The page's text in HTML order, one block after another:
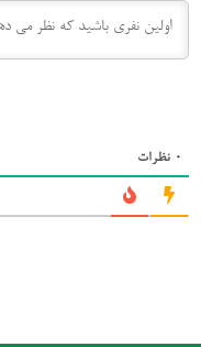
0 نظرات